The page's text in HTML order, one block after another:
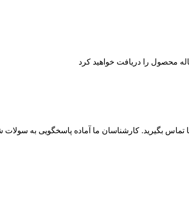
محصول را دریافت خواهید کرد
تماس بگیرید. کارشناسان ما آماده پاسخگویی به سولات